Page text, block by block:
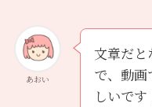
あおい
文章だと
で、動
しいです